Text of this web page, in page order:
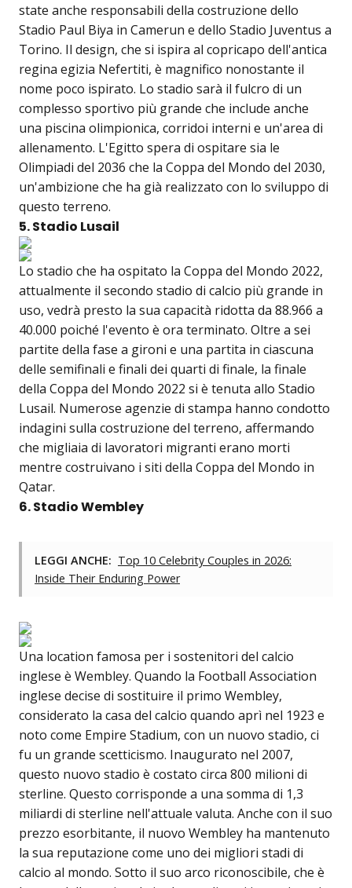
state anche responsabili della costruzione dello
Stadio Paul Biya in Camerun e dello Stadio Juventus a
Torino. Il design, che si ispira al copricapo dell'antica
regina egizia Nefertiti, è magnifico nonostante il
nome poco ispirato. Lo stadio sarà il fulcro di un
complesso sportivo più grande che include anche
una piscina olimpionica, corridoi interni e un'area di
allenamento. L'Egitto spera di ospitare sia le
Olimpiadi del 2036 che la Coppa del Mondo del 2030,
un'ambizione che ha già realizzato con lo sviluppo di
questo terreno.
5. Stadio Lusail
Lo stadio che ha ospitato la Coppa del Mondo 2022,
attualmente il secondo stadio di calcio più grande in
uso, vedrà presto la sua capacità ridotta da 88.966 a
40.000 poiché l'evento è ora terminato. Oltre a sei
partite della fase a gironi e una partita in ciascuna
delle semifinali e finali dei quarti di finale, la finale
della Coppa del Mondo 2022 si è tenuta allo Stadio
Lusail. Numerose agenzie di stampa hanno condotto
indagini sulla costruzione del terreno, affermando
che migliaia di lavoratori migranti erano morti
mentre costruivano i siti della Coppa del Mondo in
Qatar.
6. Stadio Wembley
LEGGI ANCHE: Top 10 Celebrity Couples in 2026:
Inside Their Enduring Power
Una location famosa per i sostenitori del calcio
inglese è Wembley. Quando la Football Association
inglese decise di sostituire il primo Wembley,
considerato la casa del calcio quando aprì nel 1923 e
noto come Empire Stadium, con un nuovo stadio, ci
fu un grande scetticismo. Inaugurato nel 2007,
questo nuovo stadio è costato circa 800 milioni di
sterline. Questo corrisponde a una somma di 1,3
miliardi di sterline nell'attuale valuta. Anche con il suo
prezzo esorbitante, il nuovo Wembley ha mantenuto
la sua reputazione come uno dei migliori stadi di
calcio al mondo. Sotto il suo arco riconoscibile, che è